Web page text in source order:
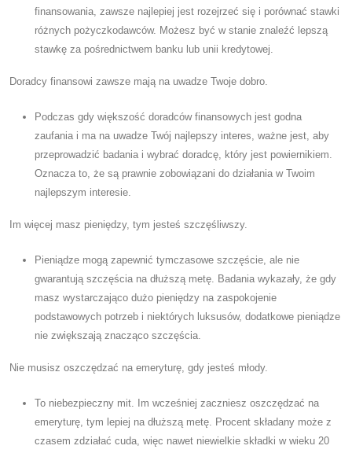
finansowania, zawsze najlepiej jest rozejrzeć się i porównać stawki
różnych pożyczkodawców. Możesz być w stanie znaleźć lepszą
stawkę za pośrednictwem banku lub unii kredytowej.
Doradcy finansowi zawsze mają na uwadze Twoje dobro.
Podczas gdy większość doradców finansowych jest godna
zaufania i ma na uwadze Twój najlepszy interes, ważne jest, aby
przeprowadzić badania i wybrać doradcę, który jest powiernikiem.
Oznacza to, że są prawnie zobowiązani do działania w Twoim
najlepszym interesie.
Im więcej masz pieniędzy, tym jesteś szczęśliwszy.
Pieniądze mogą zapewnić tymczasowe szczęście, ale nie
gwarantują szczęścia na dłuższą metę. Badania wykazały, że gdy
masz wystarczająco dużo pieniędzy na zaspokojenie
podstawowych potrzeb i niektórych luksusów, dodatkowe pieniądze
nie zwiększają znacząco szczęścia.
Nie musisz oszczędzać na emeryturę, gdy jesteś młody.
To niebezpieczny mit. Im wcześniej zaczniesz oszczędzać na
emeryturę, tym lepiej na dłuższą metę. Procent składany może z
czasem zdziałać cuda, więc nawet niewielkie składki w wieku 20